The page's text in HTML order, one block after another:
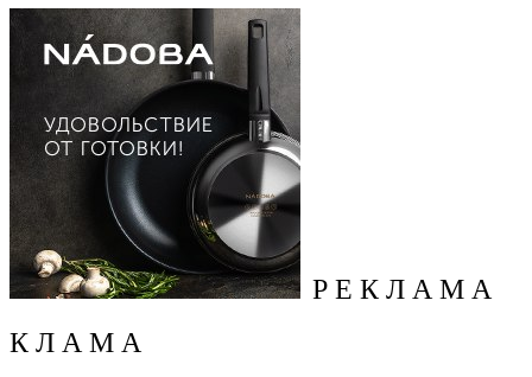
Р Е К Л А М А
К Л А М А